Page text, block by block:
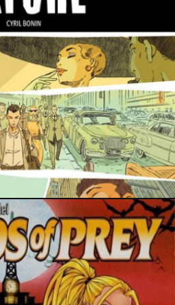
26 avril 2020